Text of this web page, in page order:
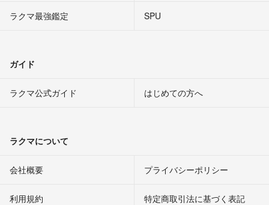
ラクマ最強鑑定
SPU
ガイド
ラクマ公式ガイド はじめての方へ
ラクマについて
会社概要 プライバシーポリシー
利用規約 特定商取引法に基づく表記